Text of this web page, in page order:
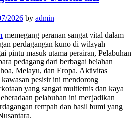
2026 by admin
memegang peranan sangat vital dalam
perdagangan kuno di wilayah
pintu masuk utama perairan, Pelabuhan
pedagang dari berbagai belahan
Melayu, dan Eropa. Aktivitas
pesisir ini mendorong
yang sangat multietnis dan kaya
pelabuhan ini menjadikan
rempah dan hasil bumi yang